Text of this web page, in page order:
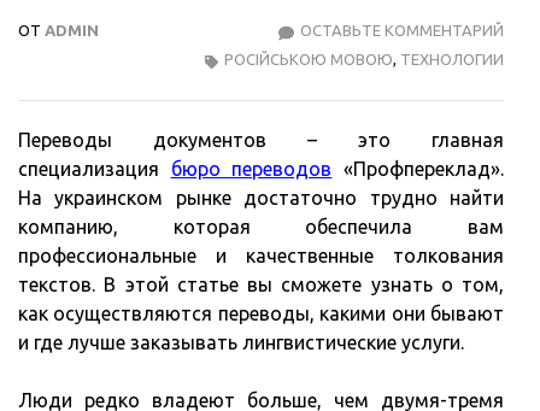
ОТ ADMIN ОСТАВЬТЕ КОММЕНТАРИЙ
РОСІЙСЬКОЮ МОВОЮ, ТЕХНОЛОГИИ
Переводы документов – это главная
специализация бюро переводов «Профпереклад».
На украинском рынке достаточно трудно найти
компанию, которая обеспечила вам
профессиональные и качественные толкования
текстов. В этой статье вы сможете узнать о том,
как осуществляются переводы, какими они бывают
и где лучше заказывать лингвистические услуги.
Люди редко владеют больше, чем двумя-тремя